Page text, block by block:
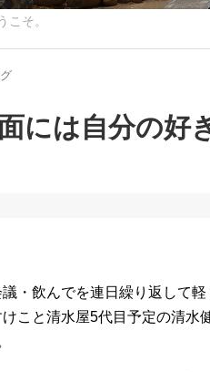
こそ。
には自分の好
・飲んでを連日繰り返して
こと清水屋5代目予定の清水